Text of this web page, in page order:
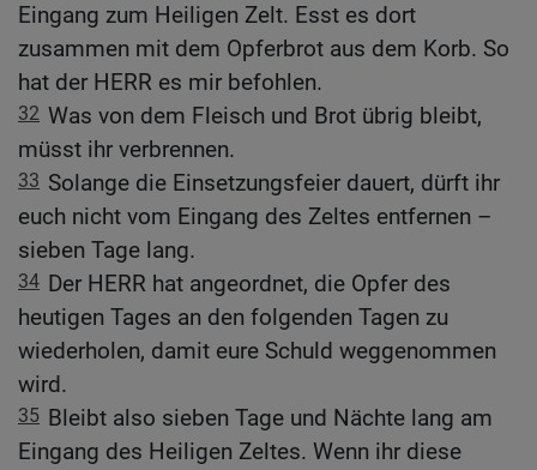
Eingang zum Heiligen Zelt. Esst es dort
zusammen mit dem Opferbrot aus dem Korb. So
hat der HERR es mir befohlen.
32 Was von dem Fleisch und Brot übrig bleibt,
müsst ihr verbrennen.
33 Solange die Einsetzungsfeier dauert, dürft ihr
euch nicht vom Eingang des Zeltes entfernen –
sieben Tage lang.
34 Der HERR hat angeordnet, die Opfer des
heutigen Tages an den folgenden Tagen zu
wiederholen, damit eure Schuld weggenommen
wird.
35 Bleibt also sieben Tage und Nächte lang am
Eingang des Heiligen Zeltes. Wenn ihr diese